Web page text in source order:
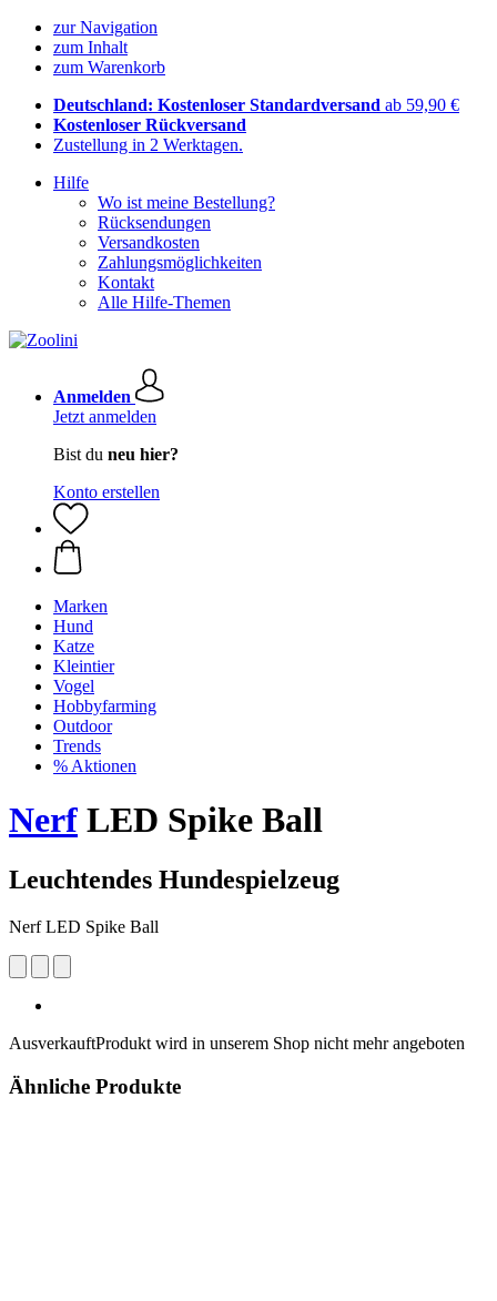
zur Navigation
zum Inhalt
zum Warenkorb
Deutschland: Kostenloser Standardversand ab 59,90 €
Kostenloser Rückversand
Zustellung in 2 Werktagen.
Hilfe
Wo ist meine Bestellung?
Rücksendungen
Versandkosten
Zahlungsmöglichkeiten
Kontakt
Alle Hilfe-Themen
Anmelden
Jetzt anmelden
Bist du neu hier?
Konto erstellen
Marken
Hund
Katze
Kleintier
Vogel
Hobbyfarming
Outdoor
Trends
% Aktionen
Nerf LED Spike Ball
Leuchtendes Hundespielzeug
Nerf LED Spike Ball
AusverkauftProdukt wird in unserem Shop nicht mehr angeboten
Ähnliche Produkte